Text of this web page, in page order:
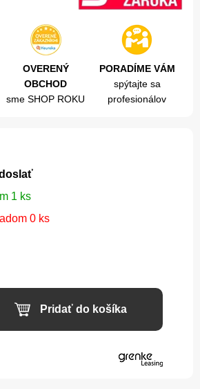
OVERENÝ
OBCHOD
sme SHOP ROKU
PORADÍME VÁM
spýtajte sa
profesionálov
1 ks
0 ks
Pridať do košíka